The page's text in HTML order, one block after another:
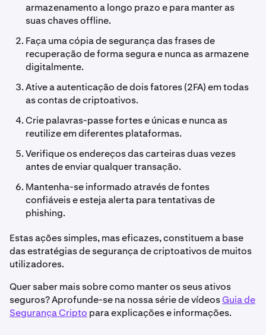
armazenamento a longo prazo e para manter as
suas chaves offline.
Faça uma cópia de segurança das frases de
recuperação de forma segura e nunca as armazene
digitalmente.
Ative a autenticação de dois fatores (2FA) em todas
as contas de criptoativos.
Crie palavras-passe fortes e únicas e nunca as
reutilize em diferentes plataformas.
Verifique os endereços das carteiras duas vezes
antes de enviar qualquer transação.
Mantenha-se informado através de fontes
confiáveis e esteja alerta para tentativas de
phishing.
Estas ações simples, mas eficazes, constituem a base
das estratégias de segurança de criptoativos de muitos
utilizadores.
Quer saber mais sobre como manter os seus ativos
seguros? Aprofunde-se na nossa série de vídeosGuia de
Segurança Cripto para explicações e informações.